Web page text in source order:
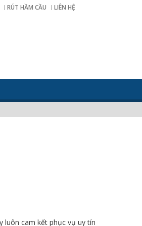
RÚT HẦM CẦU LIÊN HỆ
luôn cam kết phục vụ uy tín